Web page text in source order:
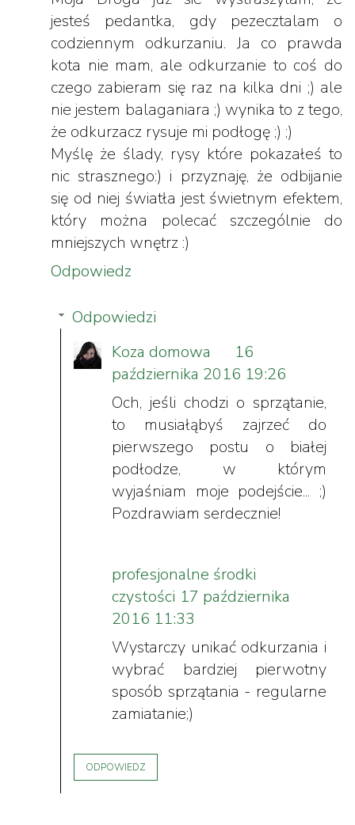
jesteś pedantka, gdy pezecztalam o
codziennym odkurzaniu. Ja co prawda
kota nie mam, ale odkurzanie to coś do
czego zabieram się raz na kilka dni ;) ale
nie jestem balaganiara ;) wynika to z tego,
że odkurzacz rysuje mi podłogę ;) ;)
Myślę że ślady, rysy które pokazałeś to
nic strasznego:) i przyznaję, że odbijanie
się od niej światła jest świetnym efektem,
który można polecać szczególnie do
mniejszych wnętrz :)
Odpowiedz
Odpowiedzi
Koza domowa
16
października 2016 19:26
Och, jeśli chodzi o sprzątanie,
to musiałąbyś zajrzeć do
pierwszego postu o białej
podłodze, w którym
wyjaśniam moje podejście... ;)
Pozdrawiam serdecznie!
profesjonalne środki
czystości 17 października
2016 11:33
Wystarczy unikać odkurzania i
wybrać bardziej pierwotny
sposób sprzątania - regularne
zamiatanie;)
ODPOWIEDZ